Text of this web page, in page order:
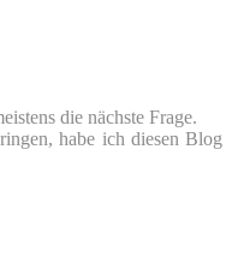
die nächste Frage.
habe ich diesen Blog